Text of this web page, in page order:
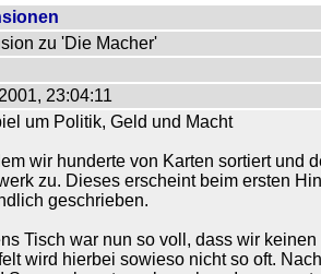
zu 'Die Macher'
23:04:11
um Politik, Geld und Macht
wir hunderte von Karten sortiert und
zu. Dieses erscheint beim ersten
geschrieben.
Tisch war nun so voll, dass wir
wird hierbei sowieso nicht so oft.